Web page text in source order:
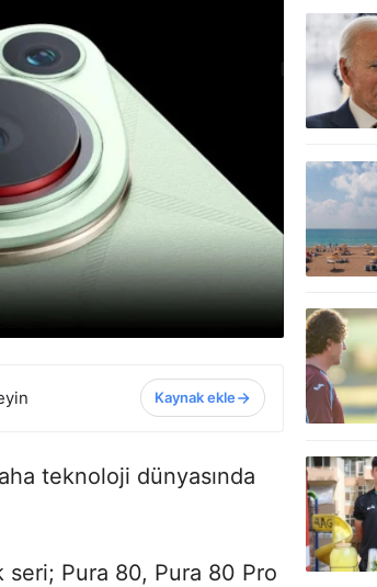
Kaynak ekle
teknoloji dünyasında
seri; Pura 80, Pura 80 Pro